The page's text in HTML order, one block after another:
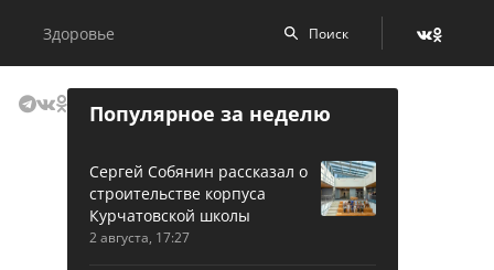
Здоровье
Популярное за неделю
Сергей Собянин рассказал о
строительстве корпуса
Курчатовской школы
2 августа, 17:27